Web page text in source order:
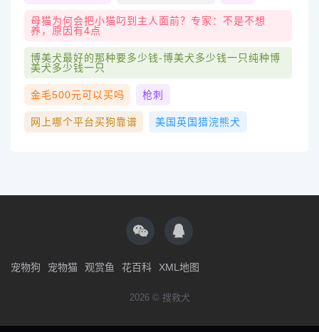
母猫为何会把小猫叼到主人面前？专家：不是不想
养，原因有4点
博美犬最好的那种要多少钱-博美犬多少钱一只纯种博
美犬多少钱一只
金毛500元可以买吗 枪刺
网上哪个平台买狗靠谱 美国英国猎浣熊犬
宠物狗 宠物猫 观赏鱼 花百科 XML地图
2026 © 搜救犬